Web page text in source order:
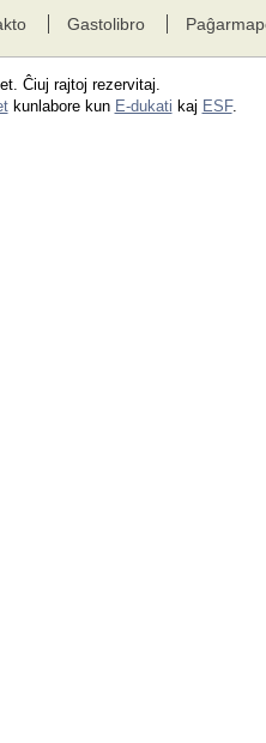
Gastolibro
Ĉiuj rajtoj rezervitaj.
kunlabore kun E-dukati kaj ESF.